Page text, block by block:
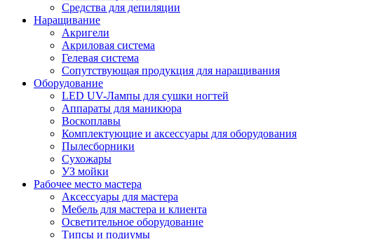
Средства для депиляции
Наращивание
Акригели
Акриловая система
Гелевая система
Сопутствующая продукция для наращивания
Оборудование
LED UV-Лампы для сушки ногтей
Аппараты для маникюра
Воскоплавы
Комплектующие и аксессуары для оборудования
Пылесборники
Сухожары
УЗ мойки
Рабочее место мастера
Аксессуары для мастера
Мебель для мастера и клиента
Осветительное оборудование
Типсы и подиумы